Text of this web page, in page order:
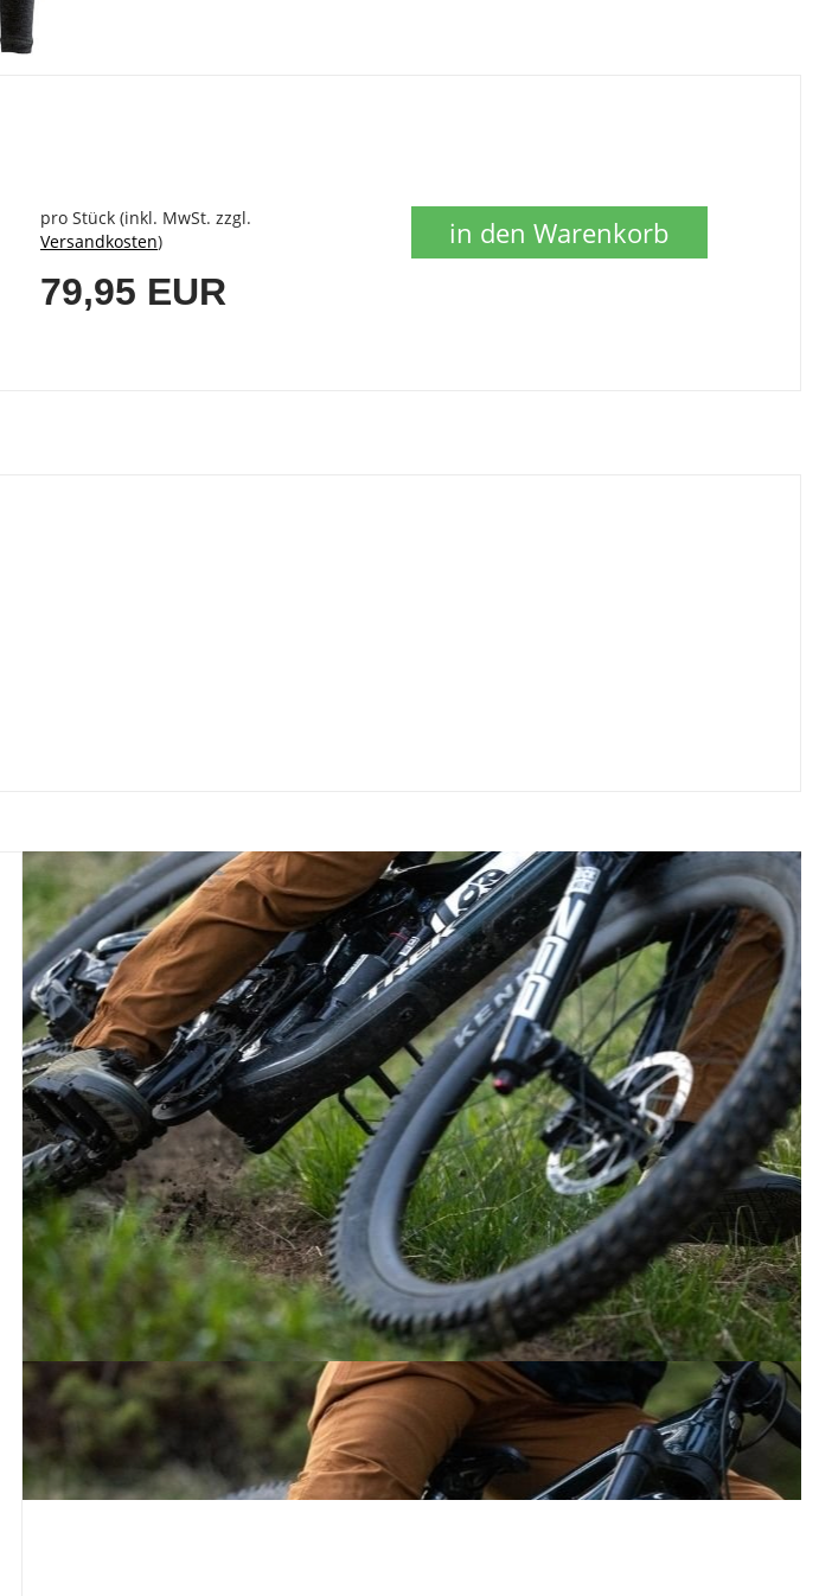
pro Stück (inkl. MwSt. zzgl.
Versandkosten)
79,95 EUR
in den Warenkorb